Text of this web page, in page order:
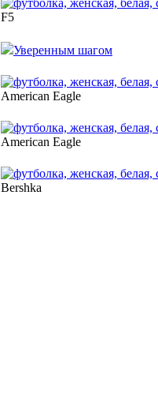
F5
Уверенным шагом
American Eagle
American Eagle
Bershka